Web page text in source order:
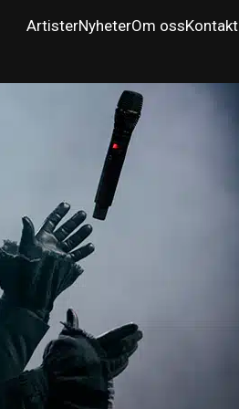
ArtisterNyheterOm ossKontakt